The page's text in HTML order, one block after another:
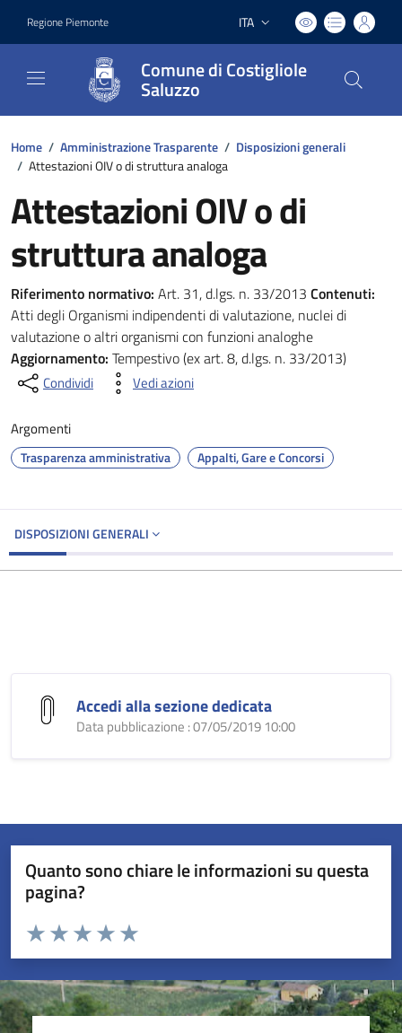
Regione Piemonte Lingua attiva:
ITA
Comune di Costigliole
Saluzzo
Home / Amministrazione Trasparente / Disposizioni generali
/ Attestazioni OIV o di struttura analoga
Attestazioni OIV o di
struttura analoga
Riferimento normativo: Art. 31, d.lgs. n. 33/2013 Contenuti:
Atti degli Organismi indipendenti di valutazione, nuclei di
valutazione o altri organismi con funzioni analoghe
Aggiornamento: Tempestivo (ex art. 8, d.lgs. n. 33/2013)
Condividi Vedi azioni
Argomenti
Trasparenza amministrativa Appalti, Gare e Concorsi
DISPOSIZIONI GENERALI
Accedi alla sezione dedicata
Data pubblicazione : 07/05/2019 10:00
Quanto sono chiare le informazioni su questa
pagina?
Valuta da 1 a 5 stelle la pagina
Valuta 5 stelle su 5
Valuta 4 stelle su 5
Valuta 3 stelle su 5
Valuta 2 stelle su 5
Valuta 1 stelle su 5